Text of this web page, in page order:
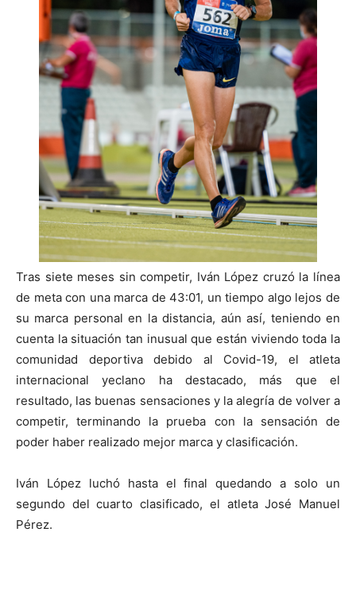
Tras siete meses sin competir, Iván López cruzó la línea
de meta con una marca de 43:01, un tiempo algo lejos de
su marca personal en la distancia, aún así, teniendo en
cuenta la situación tan inusual que están viviendo toda la
comunidad deportiva debido al Covid-19, el atleta
internacional yeclano ha destacado, más que el
resultado, las buenas sensaciones y la alegría de volver a
competir, terminando la prueba con la sensación de
poder haber realizado mejor marca y clasificación.
Iván López luchó hasta el final quedando a solo un
segundo del cuarto clasificado, el atleta José Manuel
Pérez.